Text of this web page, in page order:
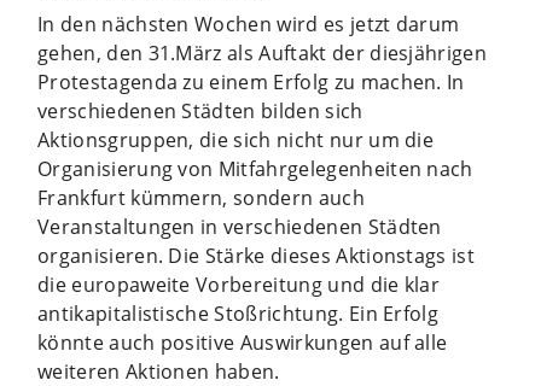
In den nächsten Wochen wird es jetzt darum
gehen, den 31.März als Auftakt der diesjährigen
Protestagenda zu einem Erfolg zu machen. In
verschiedenen Städten bilden sich
Aktionsgruppen, die sich nicht nur um die
Organisierung von Mitfahrgelegenheiten nach
Frankfurt kümmern, sondern auch
Veranstaltungen in verschiedenen Städten
organisieren. Die Stärke dieses Aktionstags ist
die europaweite Vorbereitung und die klar
antikapitalistische Stoßrichtung. Ein Erfolg
könnte auch positive Auswirkungen auf alle
weiteren Aktionen haben.